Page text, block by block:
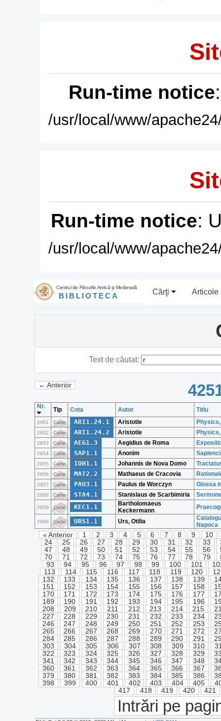
Run-time notice
/usr/local/www/
Run-time notice:
/usr/local/www/
Centrul de Filosofie Antică şi Medievală
BIBLIOTECA Cărţi Articole
Text de căutat:
← Anterior
Nr. Tip Cota Autor Titlu
2951 Carte ARI1.24.1 Aristotle Physics,
2952 Carte ARI1.24.2 Aristotle Physics,
2953 Carte AEG1.3 Aegidius de Roma
2954 Carte SAP1.1 Anonim
2955 Carte IOH1.1 Johannis de Nova Domo
2956 Carte MAT2.2 Mathaeus de Cracovia
2957 Carte PAU3.1 Paulus de Worczyn Glossa
2958 Carte STA4.1 Stanislaus de Scarbimiria
2959 Carte KEC1.1
Bartholomaeus
Keckermann
2960 Carte URS1.1 Urs, Otilia
Napoca
« Anterior 1 2 3 4 5 6 7 8 9
10
24
25 26 27 28 29 30 31 32 33
47
48 49 50 51 52 53 54 55 56
70
71 72 73 74 75 76 77 78 79
93
94 95 96 97 98 99 100 101
113
114 115 116 117 118 119 120
132
133 134 135 136 137 138 139
151
152 153 154 155 156 157 158
170
171 172 173 174 175 176 177
189
190 191 192 193 194 195 196
208
209 210 211 212 213 214 215
227
228 229 230 231 232 233 234
246
247 248 249 250 251 252 253
265
266 267 268 269 270 271 272
284
285 286 287 288 289 290 291
303
304 305 306 307 308 309 310
322
323 324 325 326 327 328 329
341
342 343 344 345 346 347 348
360
361 362 363 364 365 366 367
379
380 381 382 383 384 385 386
398
399 400 401 402 403 404 405
417
418 419 420 421
Intrări pe